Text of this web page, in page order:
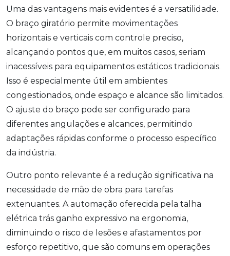
Uma das vantagens mais evidentes é a versatilidade.
O braço giratório permite movimentações
horizontais e verticais com controle preciso,
alcançando pontos que, em muitos casos, seriam
inacessíveis para equipamentos estáticos tradicionais.
Isso é especialmente útil em ambientes
congestionados, onde espaço e alcance são limitados.
O ajuste do braço pode ser configurado para
diferentes angulações e alcances, permitindo
adaptações rápidas conforme o processo específico
da indústria.
Outro ponto relevante é a redução significativa na
necessidade de mão de obra para tarefas
extenuantes. A automação oferecida pela talha
elétrica trás ganho expressivo na ergonomia,
diminuindo o risco de lesões e afastamentos por
esforço repetitivo, que são comuns em operações